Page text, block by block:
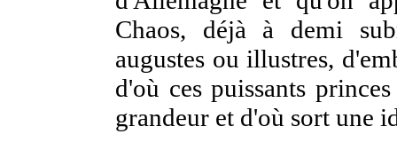
Chaos, déjà à demi
augustes ou illustres,
d'où ces puissants
grandeur et d'où sort une